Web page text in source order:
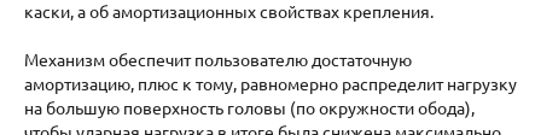
каски, а об амортизационных свойствах крепления.
Механизм обеспечит пользователю достаточную
амортизацию, плюс к тому, равномерно распределит нагрузку
на большую поверхность головы (по окружности обода),